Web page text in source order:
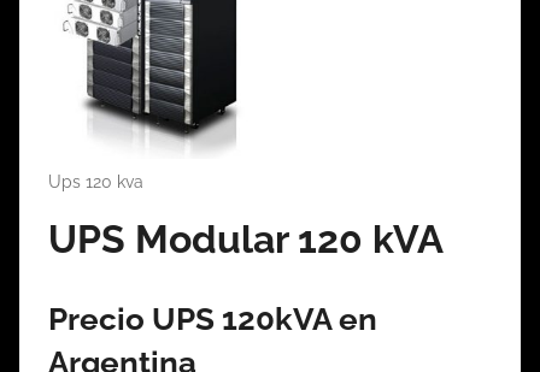
Ups 120 kva
UPS Modular 120 kVA
Precio UPS 120kVA en
Argentina